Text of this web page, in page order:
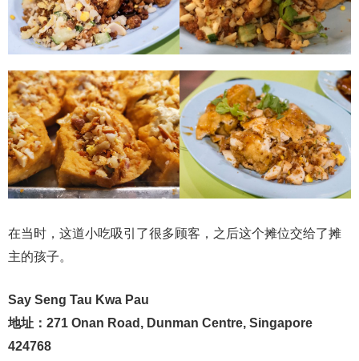
在当时，这道小吃吸引了很多顾客，之后这个摊位交给了摊
主的孩子。
Say Seng Tau Kwa Pau
地址：271 Onan Road, Dunman Centre, Singapore
424768